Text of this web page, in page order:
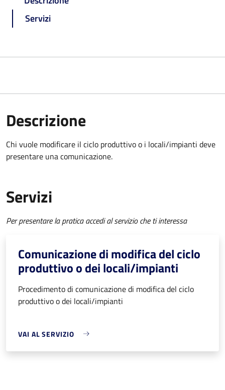
Servizi
Descrizione
Chi vuole modificare il ciclo produttivo o i locali/impianti deve
presentare una comunicazione.
Servizi
Per presentare la pratica accedi al servizio che ti interessa
Comunicazione di modifica del ciclo
produttivo o dei locali/impianti
Procedimento di comunicazione di modifica del ciclo
produttivo o dei locali/impianti
VAI AL SERVIZIO